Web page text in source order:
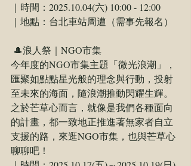
｜時間：2025.10.04(六) 10:00 - 12:00
｜地點：台北車站周遭（需事先報名）
🎩浪人祭｜NGO市集
今年度的NGO市集主題「微光浪潮」，
匯聚如點點星光般的理念與行動，投射
至未來的海面，隨浪潮推動閃耀生輝。
之於芒草心而言，就像是我們各種面向
的計畫，都一致地正推進著無家者自立
支援的路，來逛NGO市集，也與芒草心
聊聊吧！